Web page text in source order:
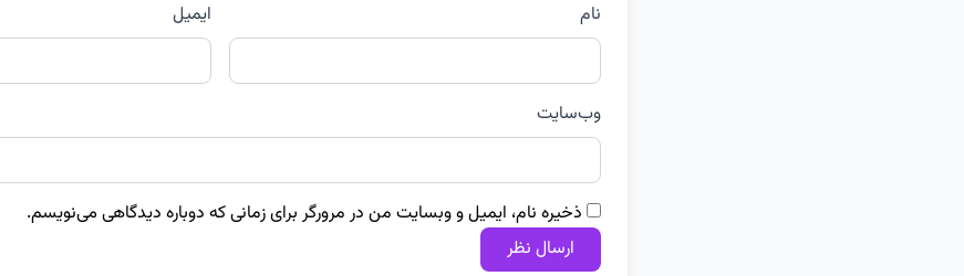
نام ایمیل
وب‌سایت
ذخیره نام، ایمیل و وبسایت من در مرورگر برای زمانی که دوباره دیدگاهی می‌نویسم.